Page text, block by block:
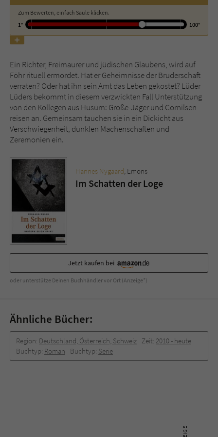
Zum Bewerten, einfach Säule klicken.
1°
100°
Ein Richter, Freimaurer und jüdischen Glaubens, wird auf
Föhr rituell ermordet. Hat er Geheimnisse der Bruderschaft
verraten? Oder hat ihn sein Amt das Leben gekostet? Lüder
Lüders bekommt in diesem verzwickten Fall Unterstützung
von den Kollegen aus Husum: Große-Jäger und Cornilsen
reisen an. Gemeinsam tauchen sie in ein Dickicht aus
Verschwiegenheit, dunklen Machenschaften und
Zeremonien ein.
Hannes Nygaard, Emons
Im Schatten der Loge
Jetzt kaufen bei
oder unterstütze Deinen Buchhändler vor Ort (Anzeige*)
Ähnliche Bücher:
Region: Deutschland, Österreich, Schweiz Zeit: 2010 -­ heute
Buchtyp: Roman Buchtyp: Serie
Name tx_pwcomments_ahash
Anbieter
Laufzeit 1 Jahr
Zweck Cookie für Kommentare einzelner Buchtitel
Name fe_typo_user
Anbieter
Laufzeit Session
Zweck
Dieses Cookie gewährleistet die